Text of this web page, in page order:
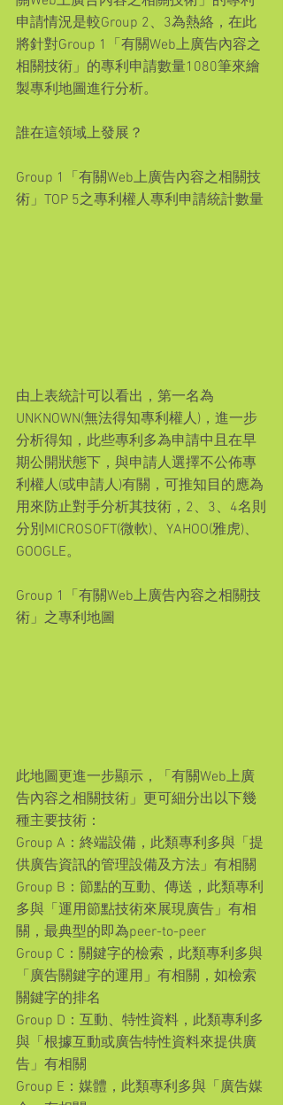
申請情況是較Group 2、3為熱絡，在此
將針對Group 1「有關Web上廣告內容之
相關技術」的專利申請數量1080筆來繪
製專利地圖進行分析。
誰在這領域上發展？
Group 1「有關Web上廣告內容之相關技
術」TOP 5之專利權人專利申請統計數量
由上表統計可以看出，第一名為
UNKNOWN(無法得知專利權人)，進一步
分析得知，此些專利多為申請中且在早
期公開狀態下，與申請人選擇不公佈專
利權人(或申請人)有關，可推知目的應為
用來防止對手分析其技術，2、3、4名則
分別MICROSOFT(微軟)、YAHOO(雅虎)、
GOOGLE。
Group 1「有關Web上廣告內容之相關技
術」之專利地圖
此地圖更進一步顯示，「有關Web上廣
告內容之相關技術」更可細分出以下幾
種主要技術：
Group A：終端設備，此類專利多與「提
供廣告資訊的管理設備及方法」有相關
Group B：節點的互動、傳送，此類專利
多與「運用節點技術來展現廣告」有相
關，最典型的即為peer-to-peer
Group C：關鍵字的檢索，此類專利多與
「廣告關鍵字的運用」有相關，如檢索
關鍵字的排名
Group D：互動、特性資料，此類專利多
與「根據互動或廣告特性資料來提供廣
告」有相關
Group E：媒體，此類專利多與「廣告媒